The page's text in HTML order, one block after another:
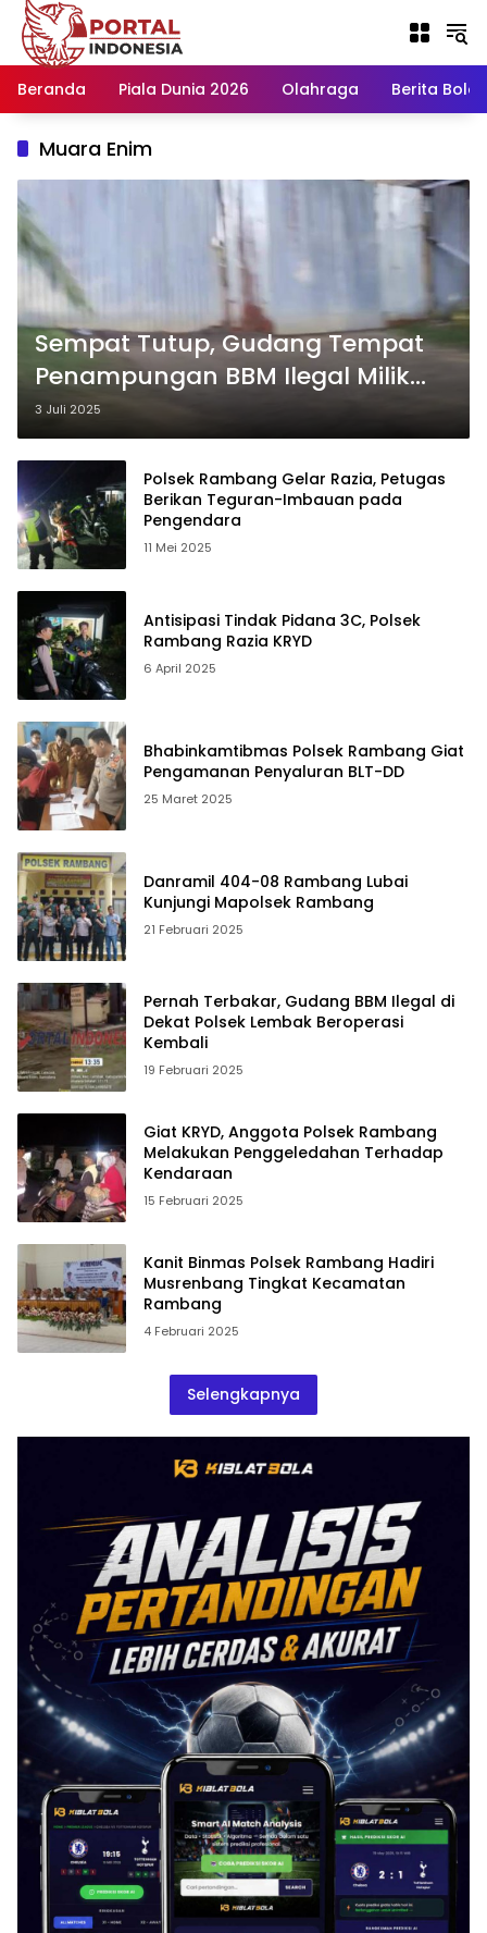
Langsung
konten
Beranda
Piala Dunia 2026 Olahraga Berita Bola
Muara Enim
Sempat Tutup, Gudang Tempat
Penampungan BBM Ilegal Milik
Haris, Kini Kembali Beroperasi
3 Juli 2025
Polsek Rambang Gelar Razia, Petugas
Berikan Teguran-Imbauan pada
Pengendara
11 Mei 2025
Antisipasi Tindak Pidana 3C, Polsek
Rambang Razia KRYD
6 April 2025
Bhabinkamtibmas Polsek Rambang Giat
Pengamanan Penyaluran BLT-DD
25 Maret 2025
Danramil 404-08 Rambang Lubai
Kunjungi Mapolsek Rambang
21 Februari 2025
Pernah Terbakar, Gudang BBM Ilegal di
Dekat Polsek Lembak Beroperasi
Kembali
19 Februari 2025
Giat KRYD, Anggota Polsek Rambang
Melakukan Penggeledahan Terhadap
Kendaraan
15 Februari 2025
Kanit Binmas Polsek Rambang Hadiri
Musrenbang Tingkat Kecamatan
Rambang
4 Februari 2025
Selengkapnya